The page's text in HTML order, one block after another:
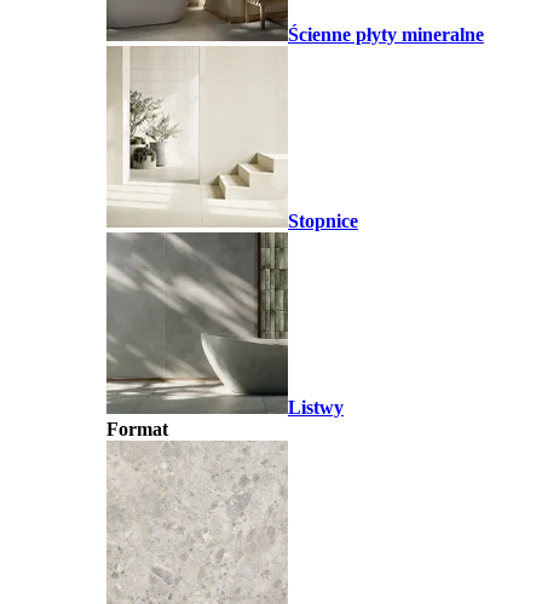
Ścienne płyty mineralne
Stopnice
Listwy
Format